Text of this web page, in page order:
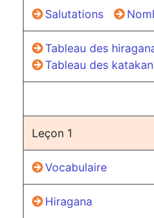
Salutations
Tableau des
Tableau des
Leçon 1
Vocabulaire
Hiragana